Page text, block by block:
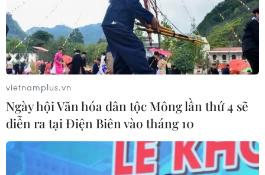
vietnamplus.vn
Ngày hội Văn hóa dân tộc Mông lần thứ 4 sẽ
diễn ra tại Điện Biên vào tháng 10